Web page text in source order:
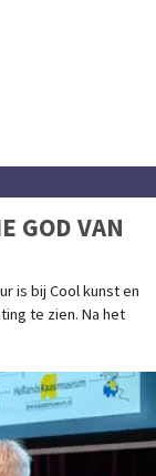
GOD VAN
is bij Cool kunst en
te zien. Na het